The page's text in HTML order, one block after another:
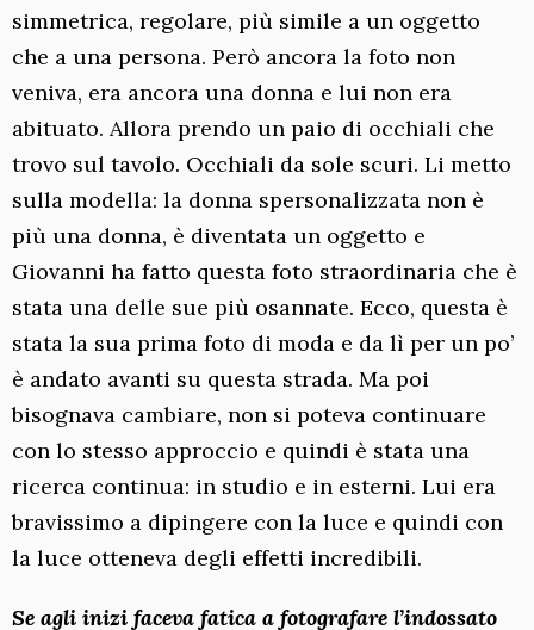
simmetrica, regolare, più simile a un oggetto
che a una persona. Però ancora la foto non
veniva, era ancora una donna e lui non era
abituato. Allora prendo un paio di occhiali che
trovo sul tavolo. Occhiali da sole scuri. Li metto
sulla modella: la donna spersonalizzata non è
più una donna, è diventata un oggetto e
Giovanni ha fatto questa foto straordinaria che è
stata una delle sue più osannate. Ecco, questa è
stata la sua prima foto di moda e da lì per un po’
è andato avanti su questa strada. Ma poi
bisognava cambiare, non si poteva continuare
con lo stesso approccio e quindi è stata una
ricerca continua: in studio e in esterni. Lui era
bravissimo a dipingere con la luce e quindi con
la luce otteneva degli effetti incredibili.
Se agli inizi faceva fatica a fotografare l’indossato